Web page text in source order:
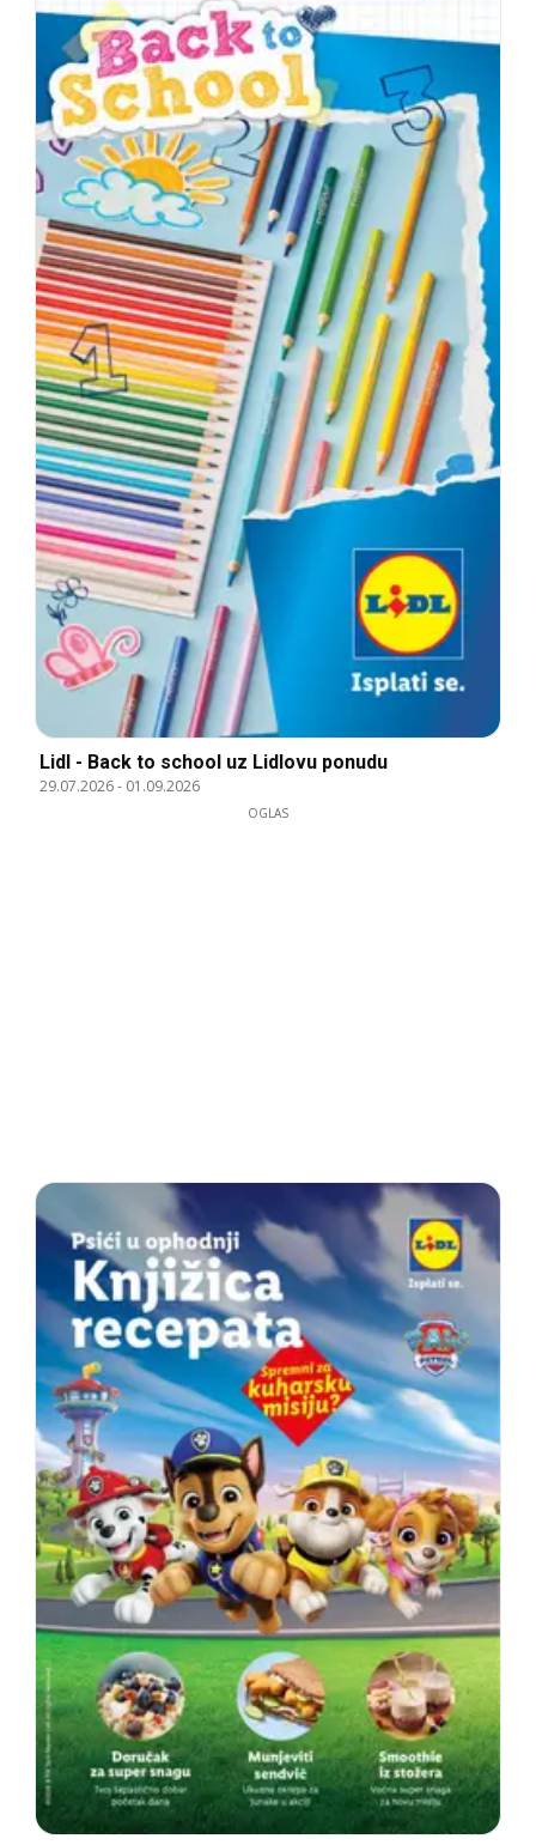
Lidl - Back to school uz Lidlovu ponudu
29.07.2026- 01.09.2026
OGLAS